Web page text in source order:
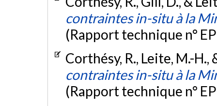
contraintes in-situ à la
(Rapport technique n°
Corthésy, R., Leite, M.-H.,
contraintes in-situ à la
(Rapport technique n°